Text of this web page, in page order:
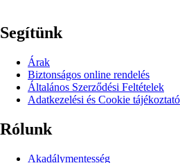
Segítünk
Árak
Biztonságos online rendelés
Általános Szerződési Feltételek
Adatkezelési és Cookie tájékoztató
Rólunk
Akadálymentesség